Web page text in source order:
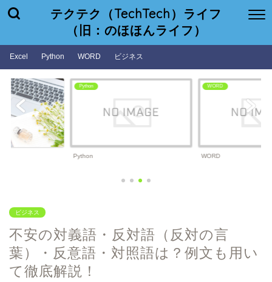
テクテク（TechTech）ライフ
（旧：のほほんライフ）
Excel Python WORD ビジネス
WORD
WORD
ビジネス
ビジネス
ビジネス
不安の対義語・反対語（反対の言
葉）・反意語・対照語は？例文も用い
て徹底解説！